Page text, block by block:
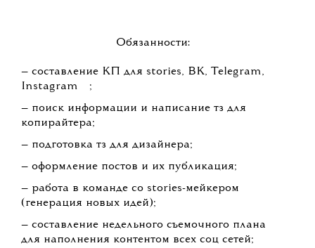
Обязанности:
— составление КП для stories, ВК, Telegram,
Instagram
;
— поиск информации и написание тз для
копирайтера;
— подготовка тз для дизайнера;
— оформление постов и их публикация;
— работа в команде со stories-мейкером
(генерация новых идей);
— составление недельного съемочного плана
для наполнения контентом всех соц сетей;